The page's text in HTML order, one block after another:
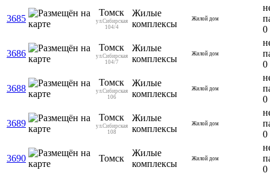
3685
Томск
ул.Сибирская
104/4
Жилые
комплексы
Жилой дом
0
3686
Томск
ул.Сибирская
104/7
Жилые
комплексы
Жилой дом
0
3688
Томск
ул.Сибирская
106
Жилые
комплексы
Жилой дом
0
3689
Томск
ул.Сибирская
108
Жилые
комплексы
Жилой дом
0
3690 Томск
Жилые
комплексы
Жилой дом
0